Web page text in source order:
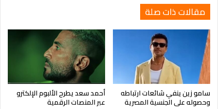
مقالات ذات صلة
سامو زين ينفي شائعات ارتباطه
وحصوله على الجنسية المصرية
أحمد سعد يطرح الألبوم الإلكترو
عبر المنصات الرقمية